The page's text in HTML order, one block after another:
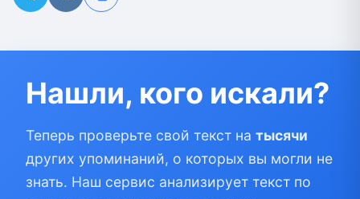
Нашли, кого искали?
Теперь проверьте свой текст на тысячи
других упоминаний, о которых вы могли не
знать. Наш сервис анализирует текст по